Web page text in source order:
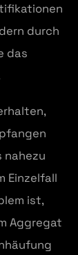
durch
das
nahezu
Einzelfall
ist,
Aggregat